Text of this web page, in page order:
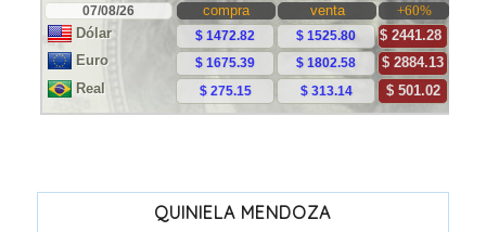
QUINIELA MENDOZA